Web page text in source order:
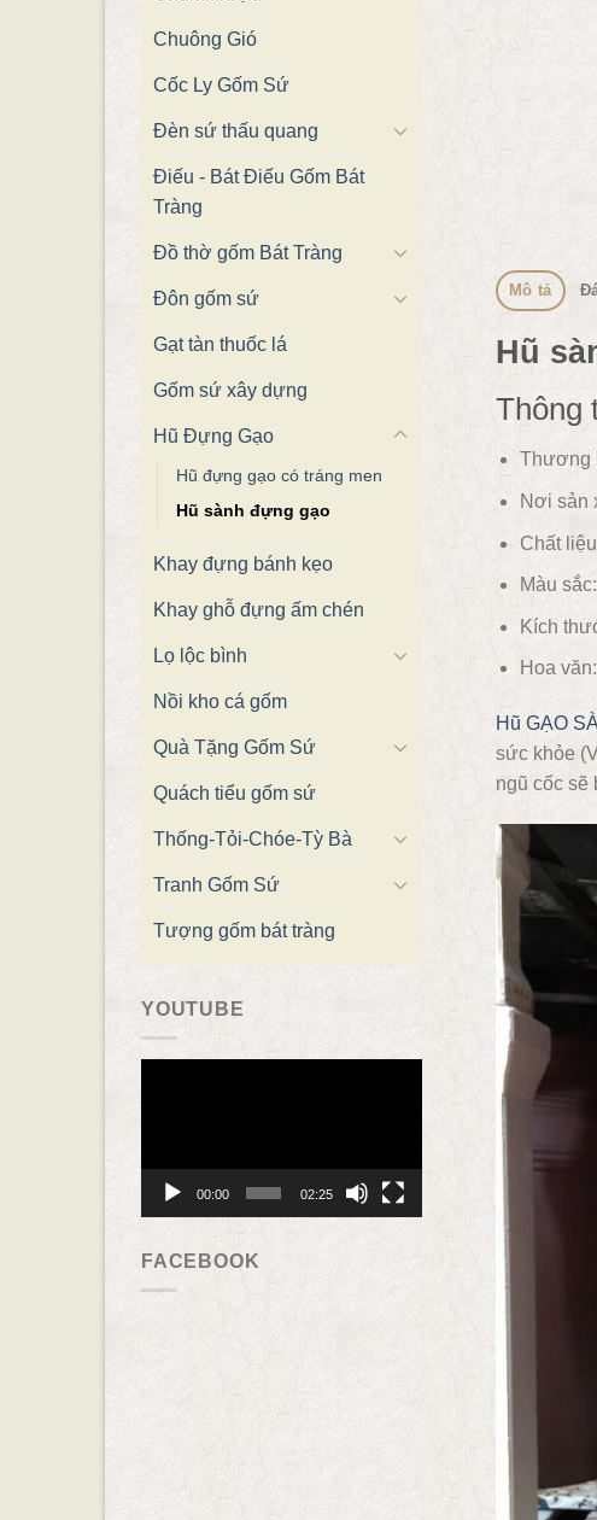
Chuông Gió
Cốc Ly Gốm Sứ
Đèn sứ thấu quang
Điếu - Bát Điếu Gốm Bát
Tràng
Đồ thờ gốm Bát Tràng
Đôn gốm sứ
Gạt tàn thuốc lá
Gốm sứ xây dựng
Hũ Đựng Gạo
Hũ đựng gạo có tráng men
Hũ sành đựng gạo
Khay đựng bánh kẹo
Khay ghỗ đựng ấm chén
Lọ lộc bình
Nồi kho cá gốm
Quà Tặng Gốm Sứ
Quách tiểu gốm sứ
Thống-Tỏi-Chóe-Tỳ Bà
Tranh Gốm Sứ
Tượng gốm bát tràng
YOUTUBE
00:00 02:25
FACEBOOK
Mô tả
Hũ
Thông
Thương
Nơi sản
Chất
Màu sắc:
Kích
Hoa văn:
Hũ GẠO
sức khỏe
ngũ cốc sẽ